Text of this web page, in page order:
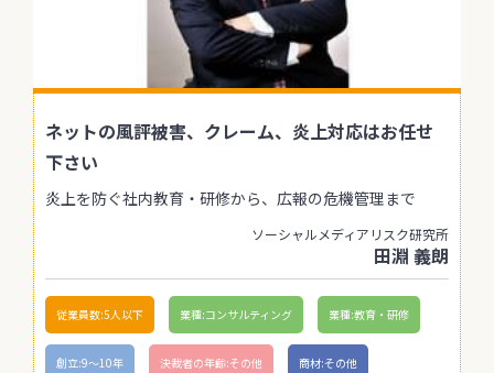
ネットの風評被害、クレーム、炎上対応はお任せ
下さい
炎上を防ぐ社内教育・研修から、広報の危機管理まで
ソーシャルメディアリスク研究所
田淵 義朗
従業員数:5人以下 業種:コンサルティング 業種:教育・研修
創立:9〜10年 決裁者の年齢:その他 商材:その他